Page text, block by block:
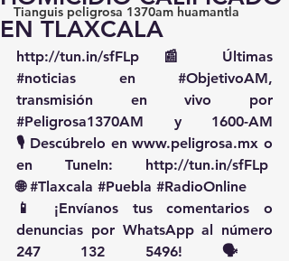
Tianguis peligrosa 1370am huamantla
EN TLAXCALA
http://tun.in/sfFLp
#noticias en #ObjetivoAM,
#Peligrosa1370AM y 1600-AM
🎙️ Descúbrelo en www.peligrosa.mx o
en TuneIn: http://tun.in/sfFLp
🌐 #Tlaxcala #Puebla #RadioOnline
📱 ¡Envíanos tus comentarios o
denuncias por WhatsApp al número
247 132 5496! 🗣️